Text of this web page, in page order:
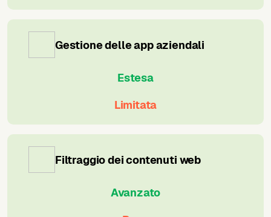
Gestione delle app aziendali
Estesa
Limitata
Filtraggio dei contenuti web
Avanzato